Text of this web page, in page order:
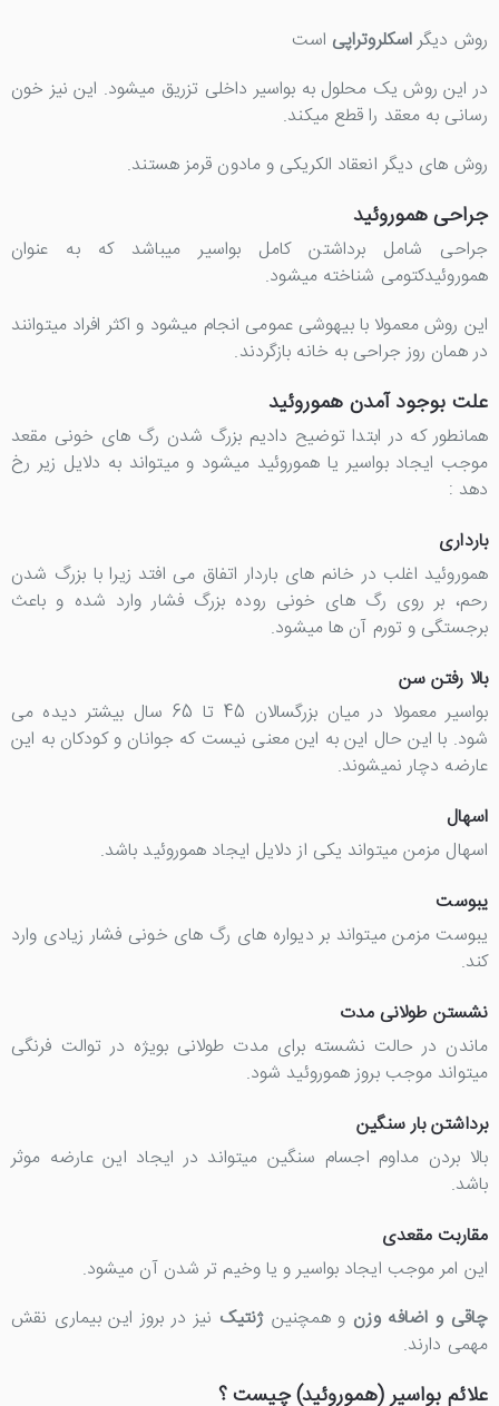
روش دیگراسکلروتراپی است
در این روش یک محلول به بواسیر داخلی تزریق میشود. این نیز خون
رسانی به معقد را قطع میکند.
روش های دیگر انعقاد الکریکی و مادون قرمز هستند.
جراحی هموروئید
جراحی شامل برداشتن کامل بواسیر میباشد که به عنوان
هموروئیدکتومی شناخته میشود.
این روش معمولا با بیهوشی عمومی انجام میشود و اکثر افراد میتوانند
در همان روز جراحی به خانه بازگردند.
علت بوجود آمدن هموروئید
همانطور که در ابتدا توضیح دادیم بزرگ شدن رگ های خونی مقعد
موجب ایجاد بواسیر یا هموروئید میشود و میتواند به دلایل زیر رخ
دهد :
بارداری
هموروئید اغلب در خانم های باردار اتفاق می افتد زیرا با بزرگ شدن
رحم، بر روی رگ های خونی روده بزرگ فشار وارد شده و باعث
برجستگی و تورم آن ها میشود.
بالا رفتن سن
بواسیر معمولا در میان بزرگسالان 45 تا 65 سال بیشتر دیده می
شود. با این حال این به این معنی نیست که جوانان و کودکان به این
عارضه دچار نمیشوند.
اسهال
اسهال مزمن میتواند یکی از دلایل ایجاد هموروئید باشد.
یبوست
یبوست مزمن میتواند بر دیواره های رگ های خونی فشار زیادی وارد
کند.
نشستن طولانی مدت
ماندن در حالت نشسته برای مدت طولانی بویژه در توالت فرنگی
میتواند موجب بروز هموروئید شود.
برداشتن بار سنگین
بالا بردن مداوم اجسام سنگین میتواند در ایجاد این عارضه موثر
باشد.
مقاربت مقعدی
این امر موجب ایجاد بواسیر و یا وخیم تر شدن آن میشود.
چاقی و اضافه وزن و همچنین ژنتیک نیز در بروز این بیماری نقش
مهمی دارند.
علائم بواسیر (هموروئید) چیست ؟